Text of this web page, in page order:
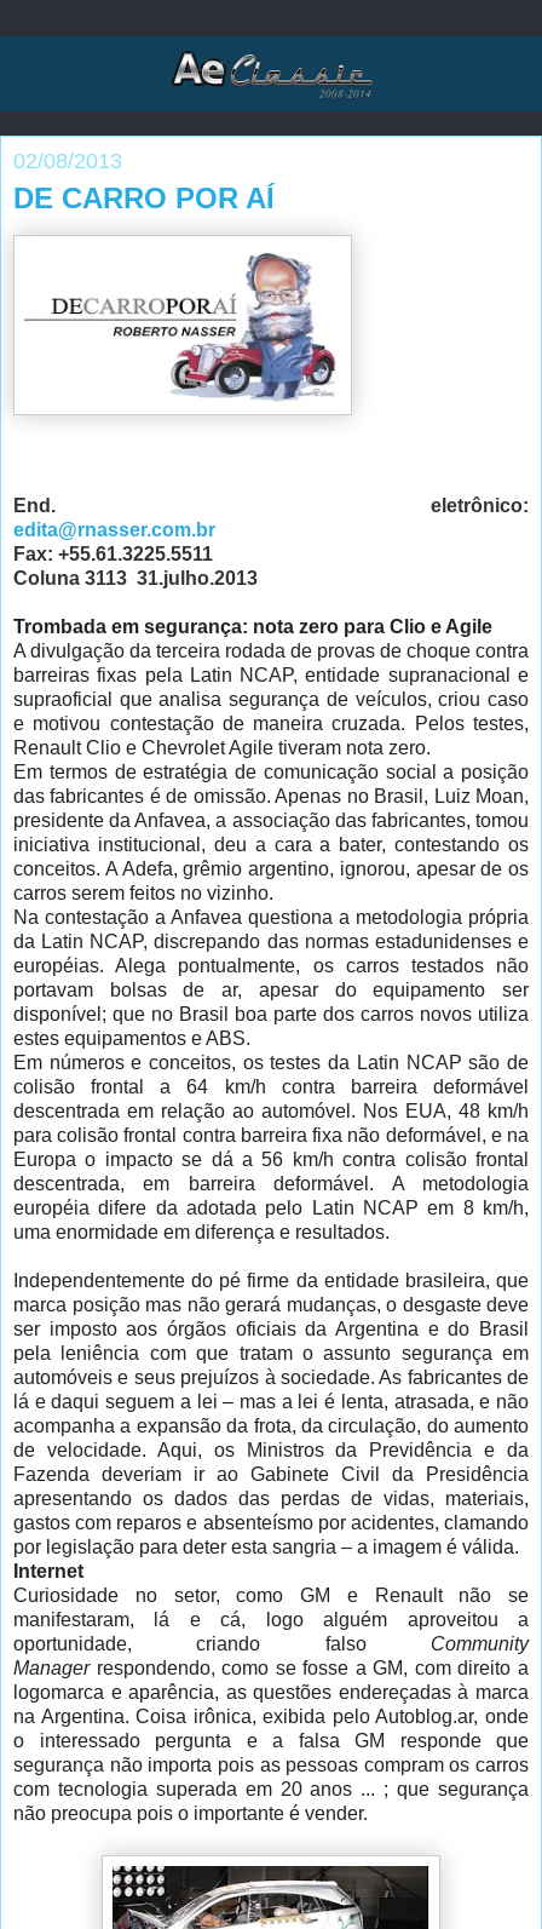
02/08/2013
DE CARRO POR AÍ
End. eletrônico:
edita@rnasser.com.br
Fax: +55.61.3225.5511
Coluna 3113 31.julho.2013
Trombada em segurança: nota zero para Clio e Agile
A divulgação da terceira rodada de provas de choque contra
barreiras fixas pela Latin NCAP, entidade supranacional e
supraoficial que analisa segurança de veículos, criou caso
e motivou contestação de maneira cruzada. Pelos testes,
Renault Clio e Chevrolet Agile tiveram nota zero.
Em termos de estratégia de comunicação social a posição
das fabricantes é de omissão. Apenas no Brasil, Luiz Moan,
presidente da Anfavea, a associação das fabricantes, tomou
iniciativa institucional, deu a cara a bater, contestando os
conceitos. A Adefa, grêmio argentino, ignorou, apesar de os
carros serem feitos no vizinho.
Na contestação a Anfavea questiona a metodologia própria
da Latin NCAP, discrepando das normas estadunidenses e
européias. Alega pontualmente, os carros testados não
portavam bolsas de ar, apesar do equipamento ser
disponível; que no Brasil boa parte dos carros novos utiliza
estes equipamentos e ABS.
Em números e conceitos, os testes da Latin NCAP são de
colisão frontal a 64 km/h contra barreira deformável
descentrada em relação ao automóvel. Nos EUA, 48 km/h
para colisão frontal contra barreira fixa não deformável, e na
Europa o impacto se dá a 56 km/h contra colisão frontal
descentrada, em barreira deformável. A metodologia
européia difere da adotada pelo Latin NCAP em 8 km/h,
uma enormidade em diferença e resultados.
Independentemente do pé firme da entidade brasileira, que
marca posição mas não gerará mudanças, o desgaste deve
ser imposto aos órgãos oficiais da Argentina e do Brasil
pela leniência com que tratam o assunto segurança em
automóveis e seus prejuízos à sociedade. As fabricantes de
lá e daqui seguem a lei – mas a lei é lenta, atrasada, e não
acompanha a expansão da frota, da circulação, do aumento
de velocidade. Aqui, os Ministros da Previdência e da
Fazenda deveriam ir ao Gabinete Civil da Presidência
apresentando os dados das perdas de vidas, materiais,
gastos com reparos e absenteísmo por acidentes, clamando
por legislação para deter esta sangria – a imagem é válida.
Internet
Curiosidade no setor, como GM e Renault não se
manifestaram, lá e cá, logo alguém aproveitou a
oportunidade, criando falso
Community
Manager respondendo, como se fosse a GM, com direito a
logomarca e aparência, as questões endereçadas à marca
na Argentina. Coisa irônica, exibida pelo Autoblog.ar, onde
o interessado pergunta e a falsa GM responde que
segurança não importa pois as pessoas compram os carros
com tecnologia superada em 20 anos ... ; que segurança
não preocupa pois o importante é vender.